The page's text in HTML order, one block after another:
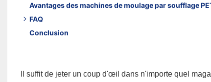
Avantages des machines de moulage par soufflage
FAQ
1. Quelles bouteilles une machine de moulage par
Conclusion
Il suffit de jeter un coup d'œil dans n'importe quel